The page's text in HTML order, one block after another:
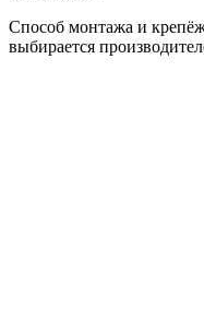
Способ монтажа и
выбирается